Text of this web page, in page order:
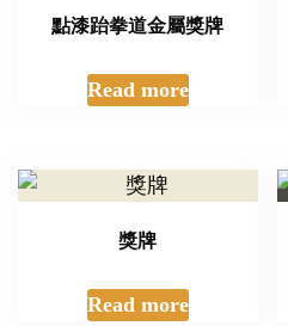
點漆跆拳道金屬獎牌
Read more
獎牌
Read more